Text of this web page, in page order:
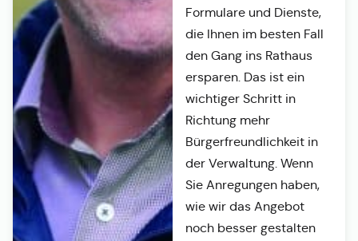
Formulare und Dienste,
die Ihnen im besten Fall
den Gang ins Rathaus
ersparen. Das ist ein
wichtiger Schritt in
Richtung mehr
Bürgerfreundlichkeit in
der Verwaltung. Wenn
Sie Anregungen haben,
wie wir das Angebot
noch besser gestalten